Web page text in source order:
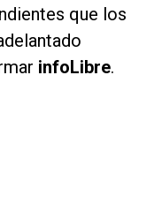
que los
infoLibre.